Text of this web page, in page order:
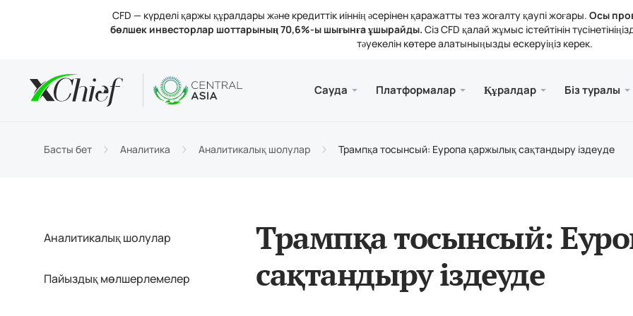
CFD — күрделі қаржы құралдары және кредиттік иіннің әсерінен қаражатты тез жоғалту қаупі жоғары. Осы
бөлшек инвесторлар шоттарының 70,6%-ы шығынға ұшырайды. Сіз CFD қалай жұмыс істейтінін
тәуекелін көтере алатыныңызды ескеруіңіз керек.
Сауда
Сауда құралдары
Платформалар
Үстелдік және веб.
MetaTrader 5 Веб-терминалы
Құралдар
Аналитика
Пайыздық мөлшерлемелер
Біз туралы
Компания туралы
Компания жаңалықтары
Басты бет Аналитика Аналитикалық шолулар Трампқа тосынсый: Еуропа қаржылық сақтандыру іздеуде
Аналитикалық шолулар
Пайыздық мөлшерлемелер
Трампқа тосынсый:
сақтандыру іздеуде